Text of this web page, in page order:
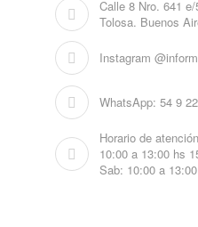
Calle 8 Nro. 641
Tolosa. Buenos
Instagram
WhatsApp: 54 9
Horario de
10:00 a 13:00 hs
Sab: 10:00 a